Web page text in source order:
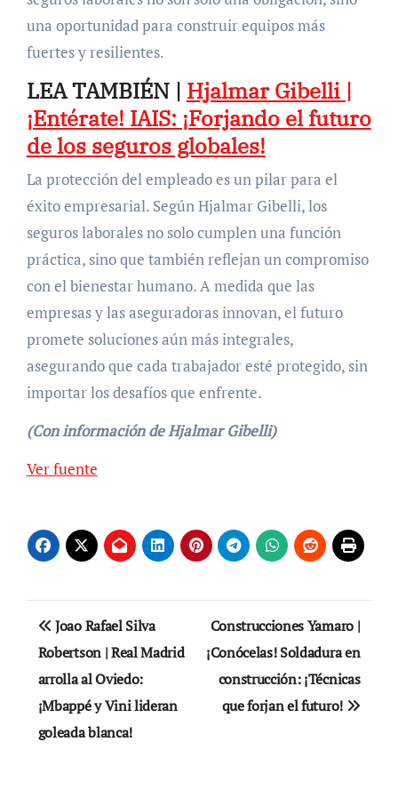
una oportunidad para construir equipos más
fuertes y resilientes.
LEA TAMBIÉN | Hjalmar Gibelli |
¡Entérate! IAIS: ¡Forjando el futuro
de los seguros globales!
La protección del empleado es un pilar para el
éxito empresarial. Según Hjalmar Gibelli, los
seguros laborales no solo cumplen una función
práctica, sino que también reflejan un compromiso
con el bienestar humano. A medida que las
empresas y las aseguradoras innovan, el futuro
promete soluciones aún más integrales,
asegurando que cada trabajador esté protegido, sin
importar los desafíos que enfrente.
(Con información de Hjalmar Gibelli)
Navegación
entradas
Ver fuente
Navegación
de
entradas
Joao Rafael Silva
Robertson | Real Madrid
arrolla al Oviedo:
¡Mbappé y Vini lideran
goleada blanca!
Construcciones Yamaro |
¡Conócelas! Soldadura en
construcción: ¡Técnicas
que forjan el futuro!